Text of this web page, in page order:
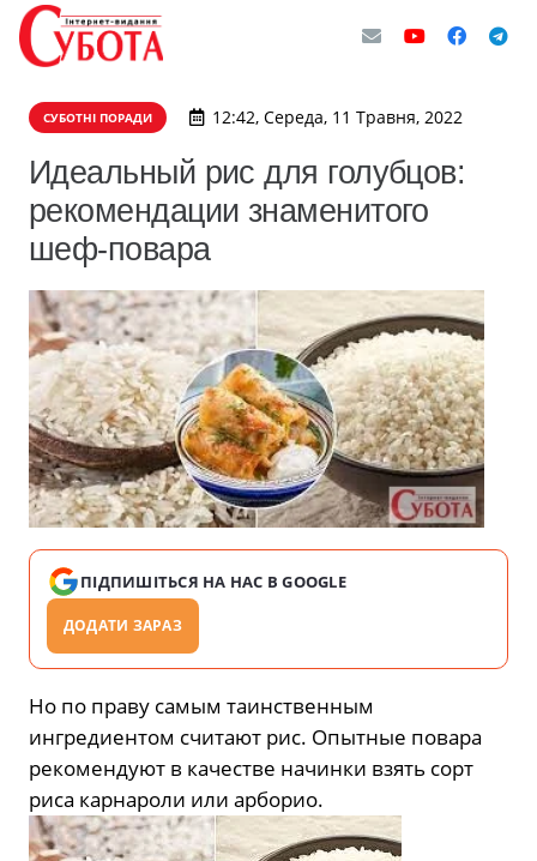
СУБОТНІ ПОРАДИ 12:42, Середа, 11 Травня, 2022
Идеальный рис для голубцов:
рекомендации знаменитого
шеф-повара
ПІДПИШІТЬСЯ НА НАС В GOOGLE
ДОДАТИ ЗАРАЗ
Но по праву самым таинственным
ингредиентом считают рис. Опытные повара
рекомендуют в качестве начинки взять сорт
риса карнароли или арборио.